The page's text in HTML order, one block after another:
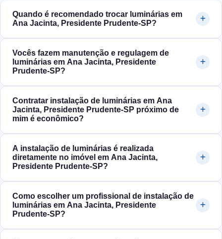
Quando é recomendado trocar luminárias em
Ana Jacinta, Presidente Prudente‑SP?
Vocês fazem manutenção e regulagem de
luminárias em Ana Jacinta, Presidente
Prudente‑SP?
Contratar instalação de luminárias em Ana
Jacinta, Presidente Prudente‑SP próximo de
mim é econômico?
A instalação de luminárias é realizada
diretamente no imóvel em Ana Jacinta,
Presidente Prudente‑SP?
Como escolher um profissional de instalação de
luminárias em Ana Jacinta, Presidente
Prudente‑SP?